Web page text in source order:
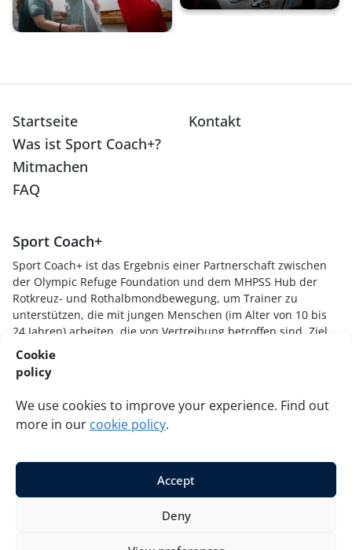
Cookie
policy
We use cookies to improve your experience. Find out
more in our cookie policy.
Accept
Deny
Startseite
Was ist Sport Coach+?
Mitmachen
FAQ
Kontakt
Sport Coach+
Sport Coach+ ist das Ergebnis einer Partnerschaft zwischen
der Olympic Refuge Foundation und dem MHPSS Hub der
Rotkreuz- und Rothalbmondbewegung, um Trainer zu
unterstützen, die mit jungen Menschen (im Alter von 10 bis
24 Jahren) arbeiten, die von Vertreibung betroffen sind. Ziel
ist es, Sporttrainern Fähigkeiten, Wissen und Techniken zu
vermitteln, um zu verstehen, wie belastende Erfahrungen
junge Spieler beeinflussen, sichere und unterstützende
Sportumgebungen zu schaffen und auf junge Menschen
traumainformiert und heilungsorientiert zu reagieren.
Olympic Refuge Foundation. All rights reserved.